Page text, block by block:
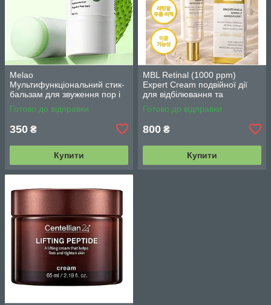
Melao
Мультифункціональний стик-
бальзам для звуження пор і
контролю себуму 30 г
Готово до відправки
350 ₴
Купити
MBL Retinal (1000 ppm)
Expert Cream подвійної дії
для відбілювання та
зменшення зморшок з
ретиналем 30 г
Готово до відправки
800 ₴
Купити